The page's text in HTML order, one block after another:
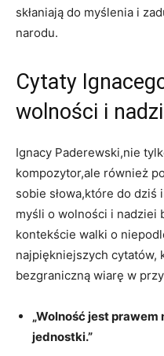
skłaniają do myślenia i
narodu.
Cytaty
wolności i
Ignacy Paderewski,nie
kompozytor,ale również
sobie słowa,które do
‌myśli o wolności i nadziei
kontekście walki o
najpiękniejszych cytatów,
bezgraniczną wiarę w
„Wolność jest
jednostki.”